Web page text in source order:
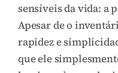
sensíveis da vida: a
Apesar de o
rapidez e
que ele